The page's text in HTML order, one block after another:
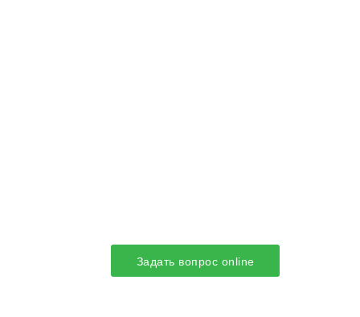
Задать вопрос online